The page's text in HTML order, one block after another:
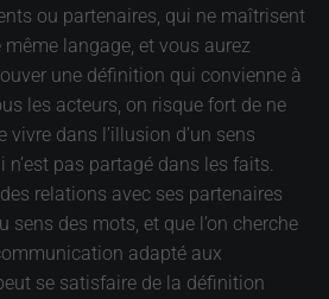
ou partenaires, qui ne maîtrisent
langage, et vous aurez
une définition qui convienne à
les acteurs, on risque fort de ne
vivre dans l’illusion d’un sens
pas partagé dans les faits.
relations avec ses partenaires
sens des mots, et que l’on cherche
adapté aux
se satisfaire de la définition